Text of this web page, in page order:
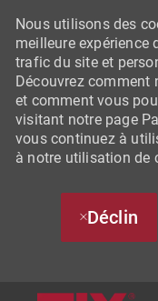
SKIP
Nous utilisons des
meilleure expérience
trafic du site et
Découvrez comment
et comment vous
visitant notre page
vous continuez à
à notre utilisation de
Déclin